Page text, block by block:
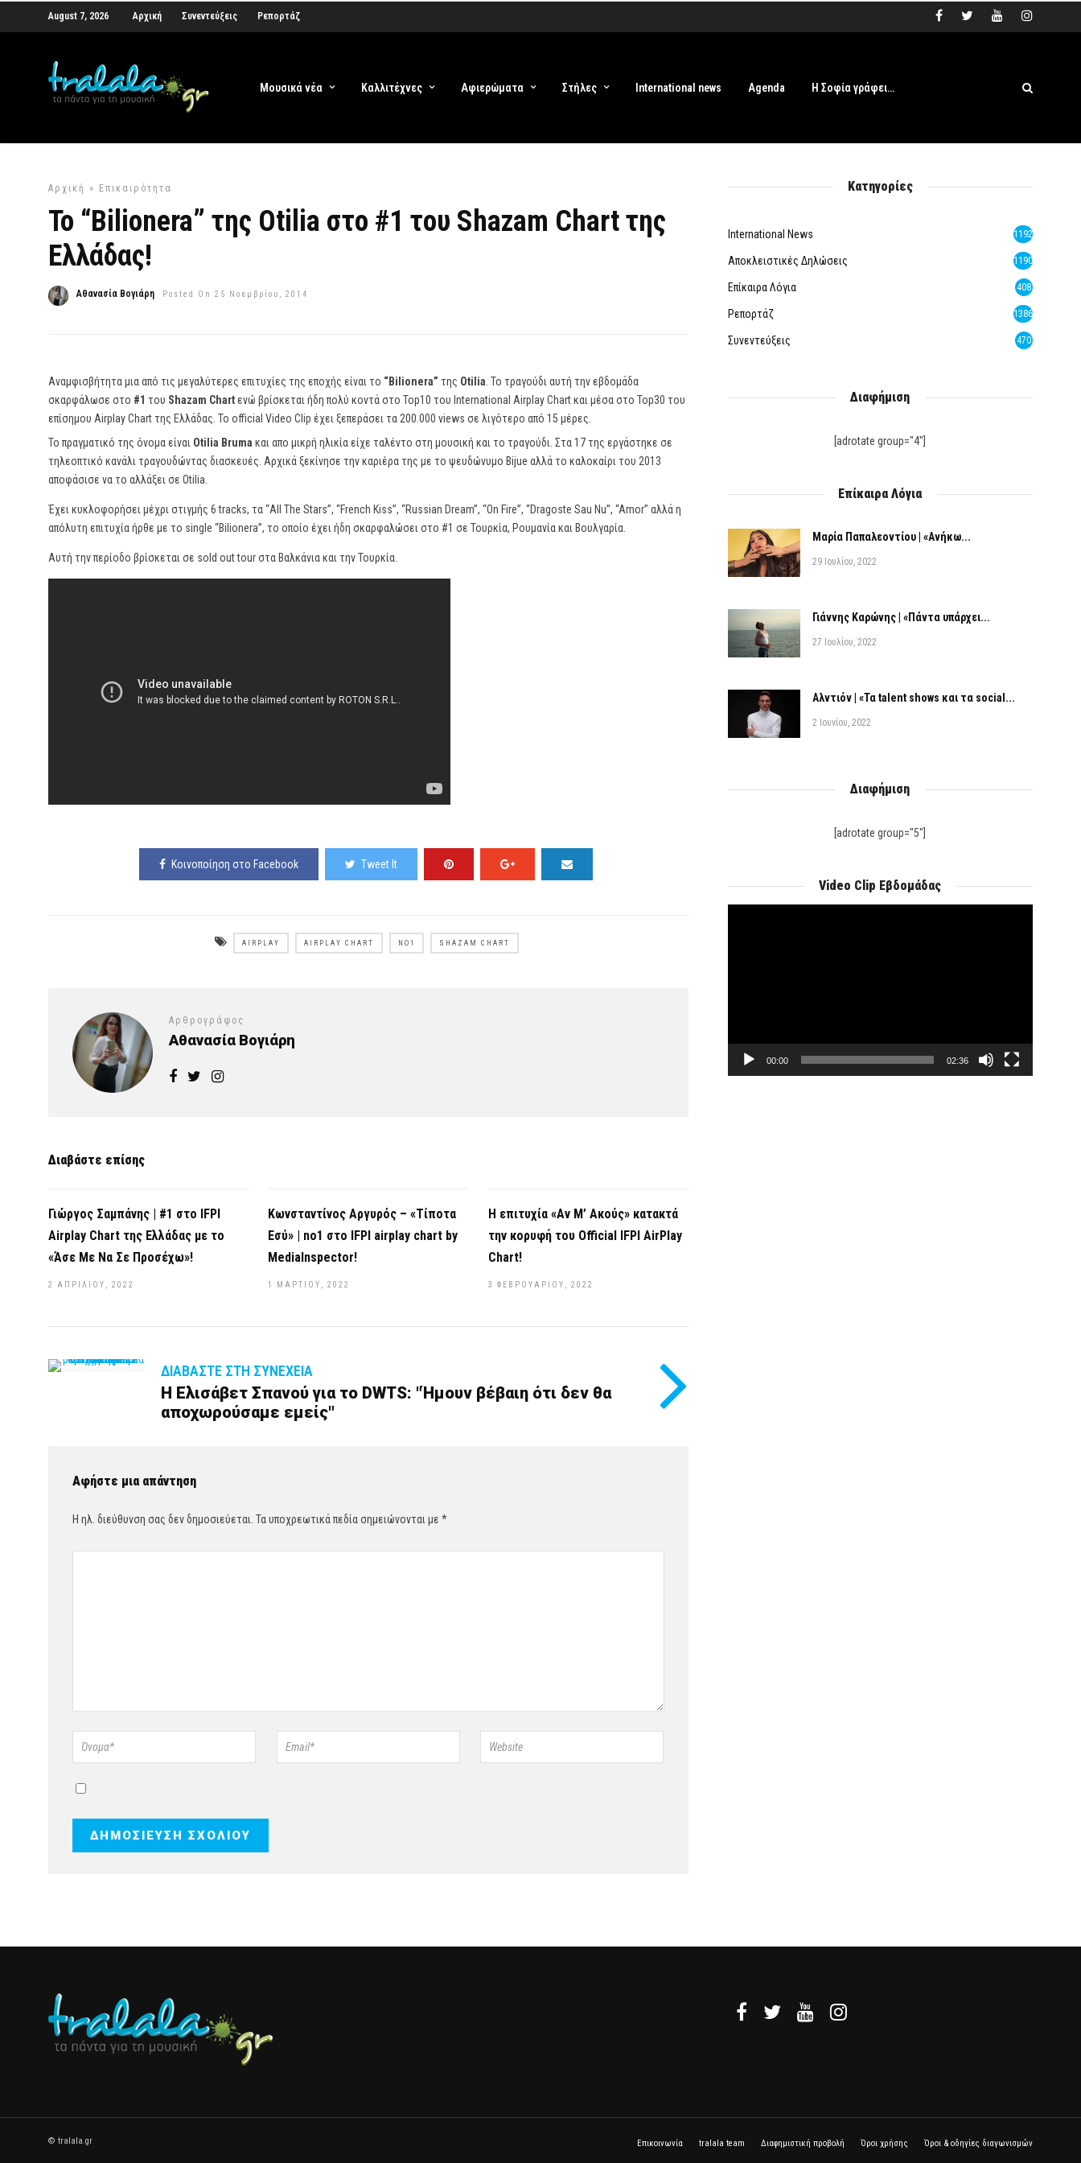
August 7, 2026 Αρχική Συνεντεύξεις Ρεπορτάζ
Μουσικά νέα Καλλιτέχνες Αφιερώματα Στήλες International news Agenda Η Σοφία γράφει…
Αρχική » Επικαιρότητα
Το “Bilionera” της Otilia στο #1 του Shazam Chart της
Ελλάδας!
Αθανασία Βογιάρη Posted On 25 Νοεμβρίου, 2014
Αναμφισβήτητα μια από τις μεγαλύτερες επιτυχίες της εποχής είναι το “Bilionera” της Otilia . Το τραγούδι αυτή την εβδομάδα
σκαρφάλωσε στο #1 του Shazam Chartενώ βρίσκεται ήδη πολύ κοντά στο Top10 του International Airplay Chart και μέσα στο Top30 του
επίσημου Airplay Chart της Ελλάδας. Το official Video Clip έχει ξεπεράσει τα 200.000 views σε λιγότερο από 15 μέρες.
Το πραγματικό της όνομα είναι Otilia Bruma και απο μικρή ηλικία είχε ταλέντο στη μουσική και το τραγούδι. Στα 17 της εργάστηκε σε
τηλεοπτικό κανάλι τραγουδώντας διασκευές. Αρχικά ξεκίνησε την καριέρα της με το ψευδώνυμο Bijue αλλά το καλοκαίρι του 2013
αποφάσισε να το αλλάξει σε Otilia.
Έχει κυκλοφορήσει μέχρι στιγμής 6 tracks, τα “All The Stars”, “French Kiss”, “Russian Dream”, “On Fire”, “Dragoste Sau Nu”, “Amor” αλλά η
απόλυτη επιτυχία ήρθε με το single “Bilionera”, το οποίο έχει ήδη σκαρφαλώσει στο #1 σε Τουρκία, Ρουμανία και Βουλγαρία.
Αυτή την περίοδο βρίσκεται σε sold out tour στα Βαλκάνια και την Τουρκία.
Κοινοποίηση στο Facebook Tweet It
AIRPLAY AIRPLAY CHART NO1 SHAZAM CHART
Αρθρογράφος
Αθανασία Βογιάρη
Διαβάστε επίσης
Γιώργος Σαμπάνης | #1 στο IFPI
Airplay Chart της Ελλάδας με το
«Άσε Με Να Σε Προσέχω»!
2 ΑΠΡΙΛΊΟΥ, 2022
Κωνσταντίνος Αργυρός – «Τίποτα
Εσύ» | no1 στο IFPI airplay chart by
MediaInspector!
1 ΜΑΡΤΊΟΥ, 2022
Η επιτυχία «Αν Μ’ Ακούς» κατακτά
την κορυφή του Official IFPI AirPlay
Chart!
3 ΦΕΒΡΟΥΑΡΊΟΥ, 2022
ΔΙΑΒΆΣΤΕ ΣΤΗ ΣΥΝΈΧΕΙΑ
Η Ελισάβετ Σπανού για το DWTS: "Ήμουν βέβαιη ότι δεν θα
αποχωρούσαμε εμείς"
Αφήστε μια απάντηση
Η ηλ. διεύθυνση σας δεν δημοσιεύεται. Τα υποχρεωτικά πεδία σημειώνονται με *
Κατηγορίες
International News 1192
Αποκλειστικές Δηλώσεις 1190
Επίκαιρα Λόγια 408
Ρεπορτάζ 1386
Συνεντεύξεις 470
Διαφήμιση
[adrotate group="4"]
Επίκαιρα Λόγια
Μαρία Παπαλεοντίου | «Ανήκω...
29 Ιουλίου, 2022
Γιάννης Καρώνης | «Πάντα υπάρχει...
27 Ιουλίου, 2022
Αλντιόν | «Τα talent shows και τα social...
2 Ιουνίου, 2022
Διαφήμιση
[adrotate group="5"]
Video Clip Εβδομάδας
00:00 02:36
Επικοινωνία tralala team Διαφημιστική προβολή Όροι χρήσης Όροι & οδηγίες διαγωνισμών
© tralala.gr